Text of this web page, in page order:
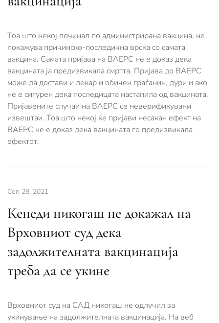
Тоа што некој починал по администрирана вакцина, не
покажува причинско-последична врска со самата
вакцина. Самата пријава на ВАЕРС не е доказ дека
вакцината ја предизвикала смртта. Пријава до ВАЕРС
може да достави и лекар и обичен граѓанин, дури и ако
не е сигурен дека последицата настапила од вакцината.
Пријавените случаи на ВАЕРС се неверификувани
извештаи. Тоа што некој ќе пријави несакан ефект на
ВАЕРС не е доказ дека вакцината го предизвикала
ефектот.
Сеп 28, 2021
Кенеди никогаш не докажал на
Врховниот суд дека
задолжителната вакцинација
треба да се укине
Врховниот суд на САД никогаш не одлучил за
укинување на задолжителната вакцинација. На веб